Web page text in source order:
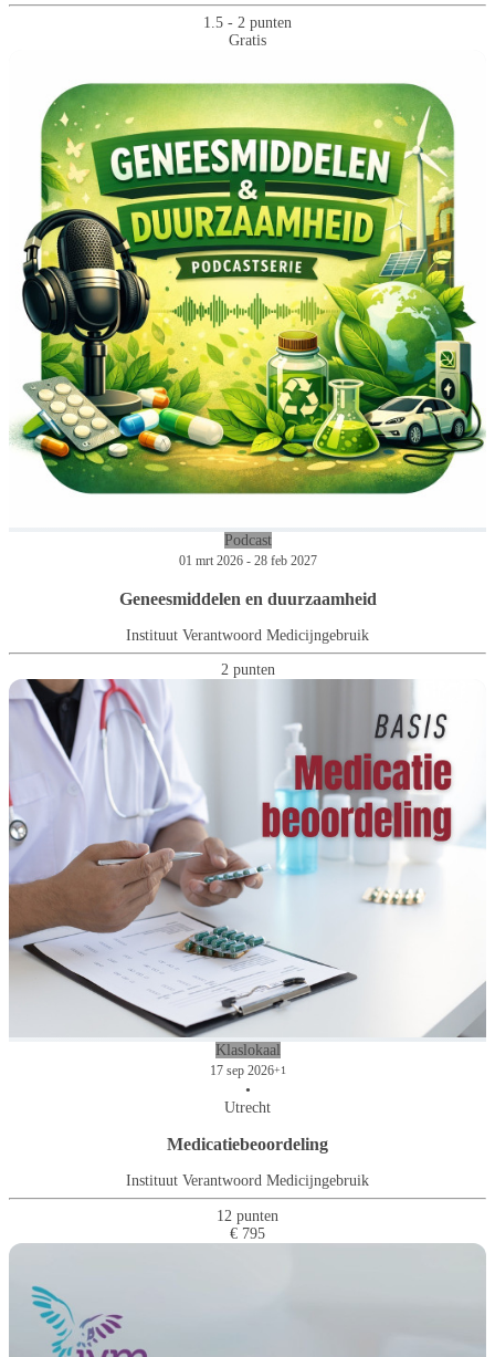
1.5 - 2 punten
Gratis
Podcast
01 mrt 2026 - 28 feb 2027
Geneesmiddelen en duurzaamheid
Instituut Verantwoord Medicijngebruik
2 punten
Klaslokaal
17 sep 2026+1
•
Utrecht
Medicatiebeoordeling
Instituut Verantwoord Medicijngebruik
12 punten
€ 795